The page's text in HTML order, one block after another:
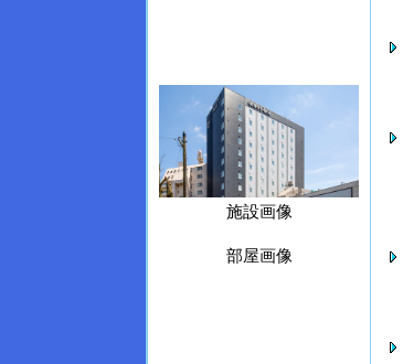
施設画像
部屋画像